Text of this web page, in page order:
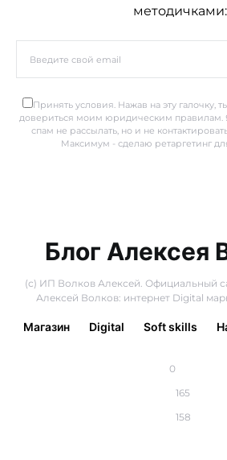
методичками:
Принять условия. Нажав на эту галочку,
довериться моим юридическим правилам.
спам не рассылать, но и не
Максимум - сделаю ретаргетинг
Блог Алексея
(с) ИП Волков Алексей. Официальный
Алексей Волков: интернет Digital
0
165
158
Магазин Digital Soft skills